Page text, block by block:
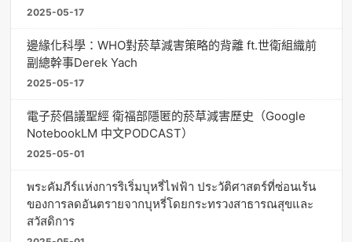
2025-05-17
邊緣化科學：WHO對菸草減害策略的背離 ft.世衛組織前
副總幹事Derek Yach
2025-05-17
電子菸倡議聖經 衛福部隱匿的菸草減害歷史（Google
NotebookLM 中文PODCAST）
2025-05-01
พระคัมภีร์แห่งการริเริ่มบุหรี่ไฟฟ้า ประวัติศาสตร์ที่ซ่อนเร้น
ของการลดอันตรายจากบุหรี่โดยกระทรวงสาธารณสุขและ
สวัสดิการ